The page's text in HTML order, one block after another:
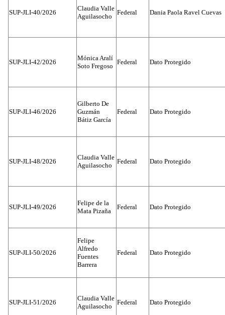
SUP-JLI-40/2026
Claudia Valle
Aguilasocho
Federal Dania Paola Ravel Cuevas
SUP-JLI-42/2026
Mónica Aralí
Soto Fregoso
Federal Dato Protegido
SUP-JLI-46/2026
Gilberto De
Guzmán
Bátiz García
Federal Dato Protegido
SUP-JLI-48/2026
Claudia Valle
Aguilasocho
Federal Dato Protegido
SUP-JLI-49/2026
Felipe de la
Mata Pizaña
Federal Dato Protegido
SUP-JLI-50/2026
Felipe
Alfredo
Fuentes
Barrera
Federal Dato Protegido
SUP-JLI-51/2026
Claudia Valle
Aguilasocho
Federal Dato Protegido